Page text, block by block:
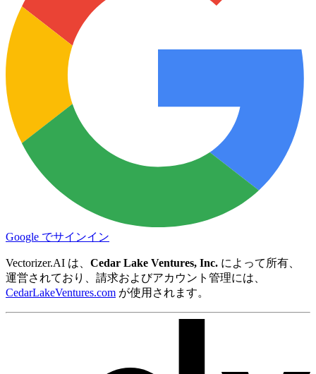
Google でサインイン
Vectorizer.AI は、 Cedar Lake Ventures, Inc. によって所有、
運営されており、請求およびアカウント管理には、
CedarLakeVentures.com が使用されます。